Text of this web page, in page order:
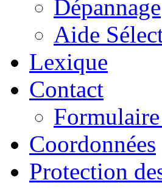
Dépannage
Aide
Lexique
Contact
Coordonnées
Protection